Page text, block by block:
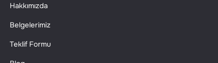
Hakkımızda
Belgelerimiz
Teklif Formu